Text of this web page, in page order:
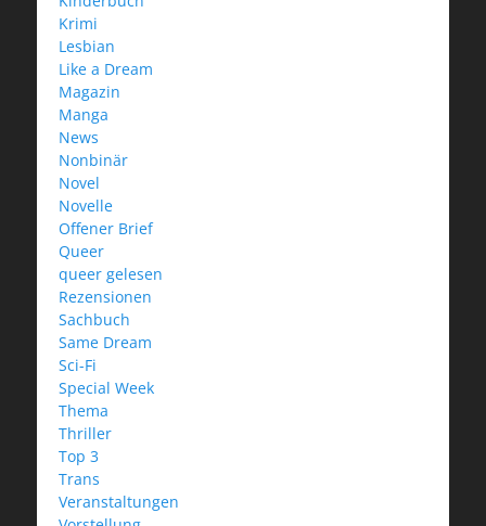
Krimi
Lesbian
Like a Dream
Magazin
Manga
News
Nonbinär
Novel
Novelle
Offener Brief
Queer
queer gelesen
Rezensionen
Sachbuch
Same Dream
Sci-Fi
Special Week
Thema
Thriller
Top 3
Trans
Veranstaltungen